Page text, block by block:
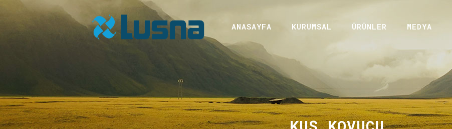
ANASAYFA KURUMSAL ÜRÜNLER MEDYA